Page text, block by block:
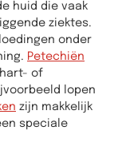
huid die vaak
ziektes.
onder
Petechiën
of
lopen
zijn makkelijk
speciale